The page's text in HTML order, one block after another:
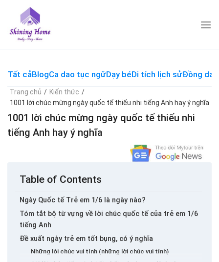
content
Tất cảBlogCa dao tục ngữDạy béDi tích lịch sửĐồng dao
Trang chủ / Kiến thức /
1001 lời chúc mừng ngày quốc tế thiếu nhi tiếng Anh hay ý nghĩa
1001 lời chúc mừng ngày quốc tế thiếu nhi
tiếng Anh hay ý nghĩa
Table of Contents
Ngày Quốc tế Trẻ em 1/6 là ngày nào?
Tóm tắt bộ từ vựng về lời chúc quốc tế của trẻ em 1/6
tiếng Anh
Đề xuất ngày trẻ em tốt bụng, có ý nghĩa
Những lời chúc vui tính (những lời chúc vui tính)